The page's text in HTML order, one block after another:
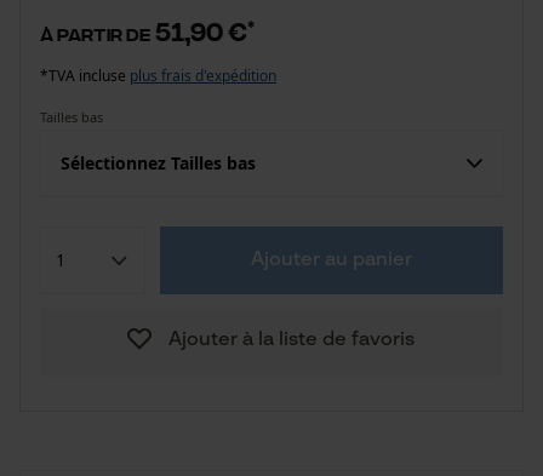
à partir de 51,90 €*
*TVA incluse plus frais d'expédition
Tailles bas
Sélectionnez Tailles bas
Ajouter au panier
Ajouter à la liste de favoris